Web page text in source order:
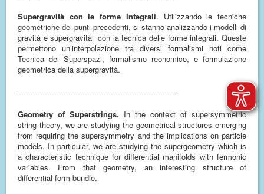
Supergravità con le forme Integrali. Utilizzando le tecniche
geometriche dei punti precedenti, si stanno analizzando i modelli di
gravità e supergravità con la tecnica delle forme integrali. Queste
permettono un’interpolazione tra diversi formalismi noti come
Tecnica dei Superspazi, formalismo reonomico, e formulazione
geometrica della supergravità.
--------------------------------------------------------------------
Geometry of Superstrings. In the context of supersymmetric
string theory, we are studying the geometrical structures emerging
from requiring the supersymmetry and the implications on particle
models. In particular, we are studying the supergeometry which is
a characteristic technique for differential manifolds with fermonic
variables. From that geometry, an interesting structure of
differential form bundle.